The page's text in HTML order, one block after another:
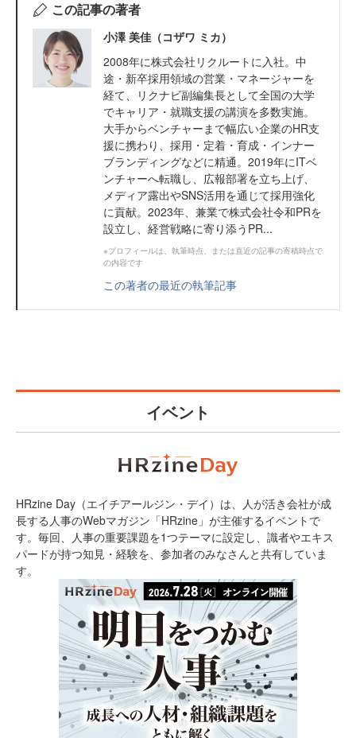
この記事の著者
小澤 美佳（コザワ ミカ）
2008年に株式会社リクルートに入社。中
途・新卒採用領域の営業・マネージャーを
経て、リクナビ副編集長として全国の大学
でキャリア・就職支援の講演を多数実施。
大手からベンチャーまで幅広い企業のHR支
援に携わり、採用・定着・育成・インナー
ブランディングなどに精通。2019年にITベ
ンチャーへ転職し、広報部署を立ち上げ、
メディア露出やSNS活用を通じて採用強化
に貢献。2023年、兼業で株式会社令和PRを
設立し、経営戦略に寄り添うPR...
※プロフィールは、執筆時点、または直近の記事の寄稿時点で
の内容です
この著者の最近の執筆記事
イベント
HRzine Day（エイチアールジン・デイ）は、人が活き会社が成
長する人事のWebマガジン「HRzine」が主催するイベントで
す。毎回、人事の重要課題を1つテーマに設定し、識者やエキス
パードが持つ知見・経験を、参加者のみなさんと共有していま
す。